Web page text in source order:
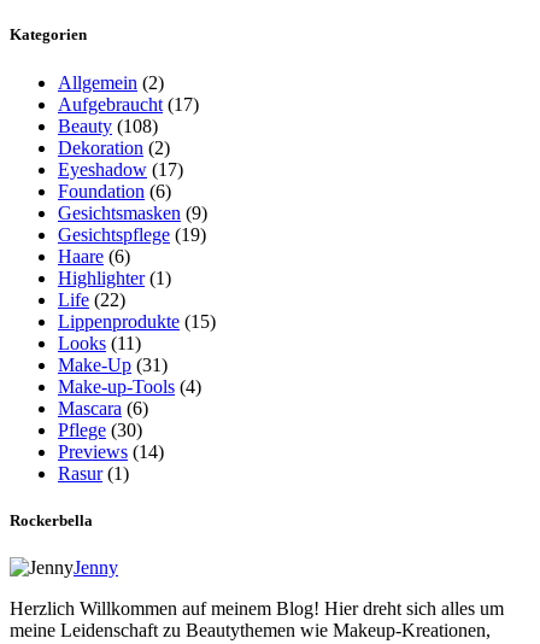
Kategorien
Allgemein (2)
Aufgebraucht (17)
Beauty (108)
Dekoration (2)
Eyeshadow (17)
Foundation (6)
Gesichtsmasken (9)
Gesichtspflege (19)
Haare (6)
Highlighter(1)
Life (22)
Lippenprodukte (15)
Looks (11)
Make-Up (31)
Make-up-Tools (4)
Mascara (6)
Pflege (30)
Previews (14)
Rasur(1)
Rockerbella
Jenny
Herzlich Willkommen auf meinem Blog! Hier dreht sich alles um
meine Leidenschaft zu Beautythemen wie Makeup-Kreationen,